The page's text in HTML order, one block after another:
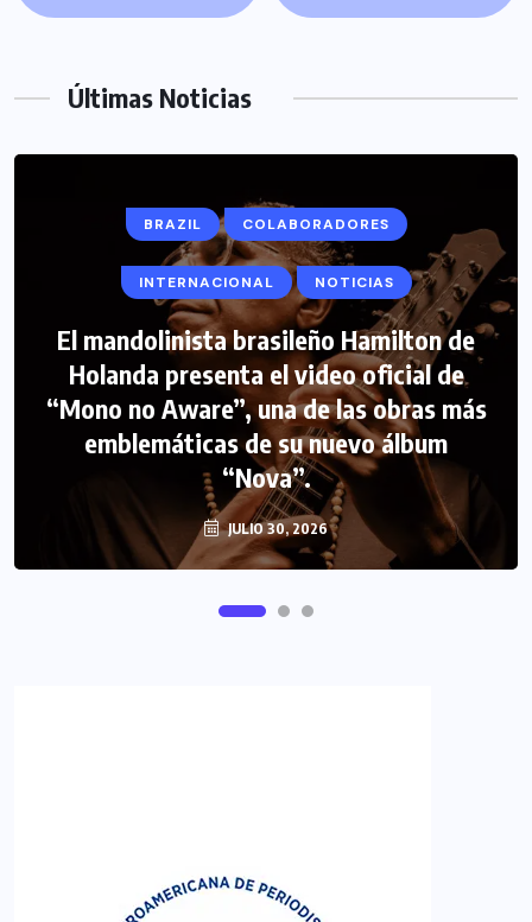
Últimas Noticias
BRAZIL COLABORADORES
INTERNACIONAL NOTICIAS
El mandolinista brasileño Hamilton de
Holanda presenta el video oficial de
“Mono no Aware”, una de las obras más
emblemáticas de su nuevo álbum
“Nova”.
JULIO 30, 2026
COLABORADORES INTERNACIONAL
NOTICIAS PERIODISMO TURISTICO
FIPETUR se solidariza con Venezuela
JUNIO 29, 2026